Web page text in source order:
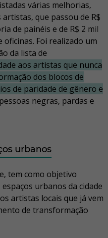
várias melhorias,
que passou de R$
de painéis e de R$ 2 mil
oficinas. Foi realizado um
da lista de
aos artistas que nunca
dos blocos de
de paridade de gênero e
negras, pardas e
urbanos
tem como objetivo
urbanos da cidade
artistas locais que já vem
de transformação